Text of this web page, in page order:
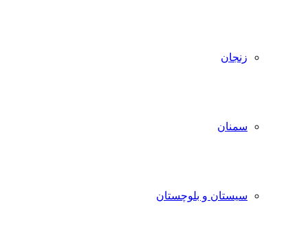
زنجان
سمنان
سیستان و بلوچستان